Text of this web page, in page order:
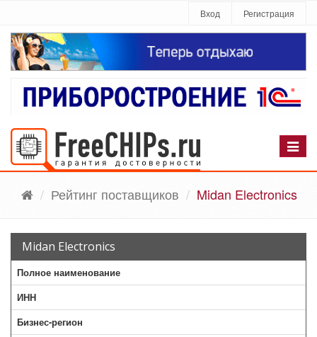
Вход Регистрация
Рейтинг поставщиков Midan Electronics
Midan Electronics
Полное наименование
ИНН
Бизнес-регион